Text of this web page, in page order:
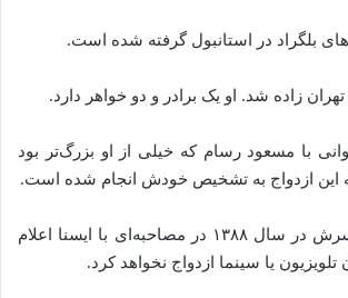
بلگراد در استانبول گرفته شده است.
زاده شد. او یک برادر و دو خواهر دارد.
با مسعود رسام که خیلی از او بزرگ‌تر بود
این ازدواج به تشخیص خودش انجام شده‌ است.
او پس از مرگ همسرش در سال ۱۳۸۸ در مصاحبه‌ای با ایسنا اعلام
تلویزیون یا سینما ازدواج نخواهد کرد.